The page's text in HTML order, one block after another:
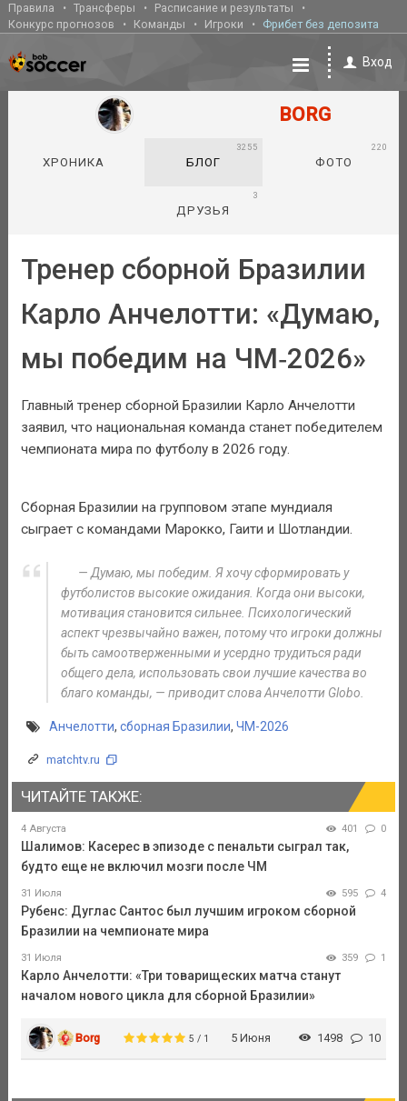
Правила Трансферы
Расписание и результаты
Конкурс прогнозов
Команды Игроки Фрибет без депозита
Вход
BORG
ХРОНИКА БЛОГ
3255
ФОТО
220
ДРУЗЬЯ
3
Тренер сборной Бразилии
Карло Анчелотти: «Думаю,
мы победим на ЧМ‑2026»
Главный тренер сборной Бразилии Карло Анчелотти
заявил, что национальная команда станет победителем
чемпионата мира по футболу в 2026 году.
Сборная Бразилии на групповом этапе мундиаля
сыграет с командами Марокко, Гаити и Шотландии.
— Думаю, мы победим. Я хочу сформировать у
футболистов высокие ожидания. Когда они высоки,
мотивация становится сильнее. Психологический
аспект чрезвычайно важен, потому что игроки должны
быть самоотверженными и усердно трудиться ради
общего дела, использовать свои лучшие качества во
благо команды, — приводит слова Анчелотти Globo.
Анчелотти, сборная Бразилии, ЧМ-2026
matchtv.ru
ЧИТАЙТЕ ТАКЖЕ:
4 Августа 401 0
Шалимов: Касерес в эпизоде с пенальти сыграл так,
будто еще не включил мозги после ЧМ
31 Июля 595 4
Рубенс: Дуглас Сантос был лучшим игроком сборной
Бразилии на чемпионате мира
31 Июля 359 1
Карло Анчелотти: «Три товарищеских матча станут
началом нового цикла для сборной Бразилии»
Borg 5 / 1 5 Июня 1498 10